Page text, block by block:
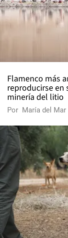
Flamenco más
reproducirse en
minería del litio
Por María del Mar